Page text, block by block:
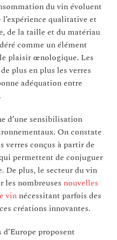
du vin évoluent
qualitative et
de la taille et du matériau
comme un élément
plaisir œnologique. Les
plus en plus les verres
adéquation entre
d’une sensibilisation
On constate
verres conçus à partir de
permettent de conjuguer
De plus, le secteur du vin
les nombreuses nouvelles
vin nécessitant parfois des
créations innovantes.
proposent